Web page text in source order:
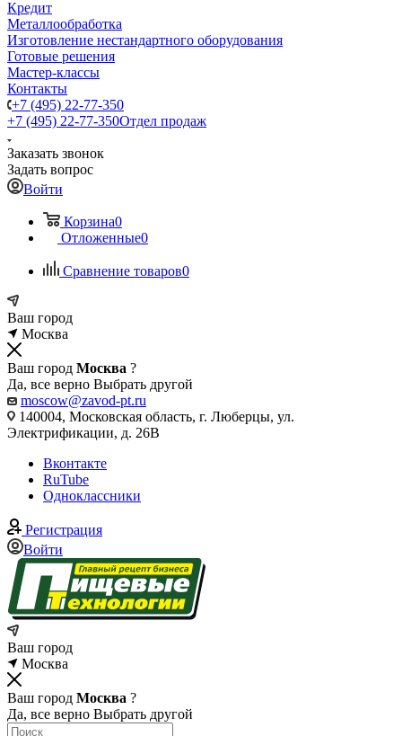
Кредит
Металлообработка
Изготовление нестандартного оборудования
Готовые решения
Мастер-классы
Контакты
+7 (495) 22-77-350
+7 (495) 22-77-350Отдел продаж
Заказать звонок
Задать вопрос
Войти
Корзина0
Отложенные0
Сравнение товаров0
Ваш город
Москва
Ваш город Москва ?
Да, все верно Выбрать другой
moscow@zavod-pt.ru
140004, Московская область, г. Люберцы, ул.
Электрификации, д. 26В
Вконтакте
RuTube
Одноклассники
Регистрация
Войти
Ваш город
Москва
Ваш город Москва ?
Да, все верно Выбрать другой